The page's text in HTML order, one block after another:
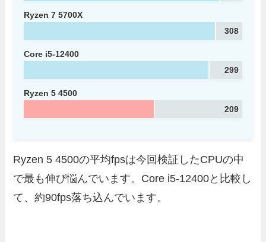
Ryzen 7 5700X
308
Core i5-12400
299
Ryzen 5 4500
209
Ryzen 5 4500の平均fpsは今回検証したCPUの中
で最も伸び悩んでいます。Core i5-12400と比較し
て、約90fps落ち込んでいます。